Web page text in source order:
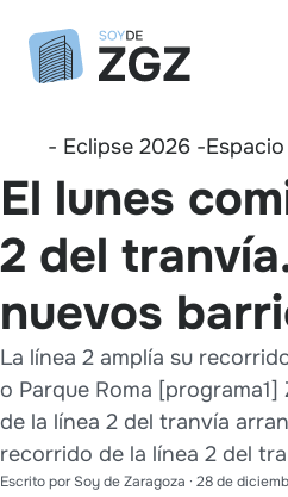
- Eclipse 2026 -
El lunes
2 del
nuevos
La línea 2 amplía su
o Parque Roma
de la línea 2 del tranvía
recorrido de la línea 2 del
Escrito porSoy de Zaragoza · 28 de